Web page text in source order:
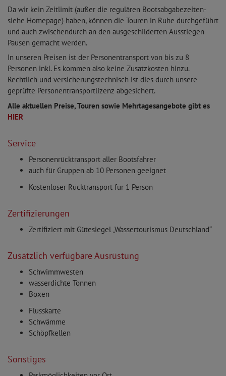
Da wir kein Zeitlimit (außer die regulären Bootsabgabezeiten-
siehe Homepage) haben, können die Touren in Ruhe durchgeführt
und auch zwischendurch an den ausgeschilderten Ausstiegen
Pausen gemacht werden.
In unseren Preisen ist der Personentransport von bis zu 8
Personen inkl. Es kommen also keine Zusatzkosten hinzu.
Rechtlich und versicherungstechnisch ist dies durch unsere
geprüfte Personentransportlizenz abgesichert.
Alle aktuellen Preise, Touren sowie Mehrtagesangebote gibt es
HIER
Service
Personenrücktransport aller Bootsfahrer
auch für Gruppen ab 10 Personen geeignet
Kostenloser Rücktransport für 1 Person
Zertifizierungen
Zertifiziert mit Gütesiegel „Wassertourismus Deutschland“
Zusätzlich verfügbare Ausrüstung
Schwimmwesten
wasserdichte Tonnen
Boxen
Flusskarte
Schwämme
Schöpfkellen
Sonstiges